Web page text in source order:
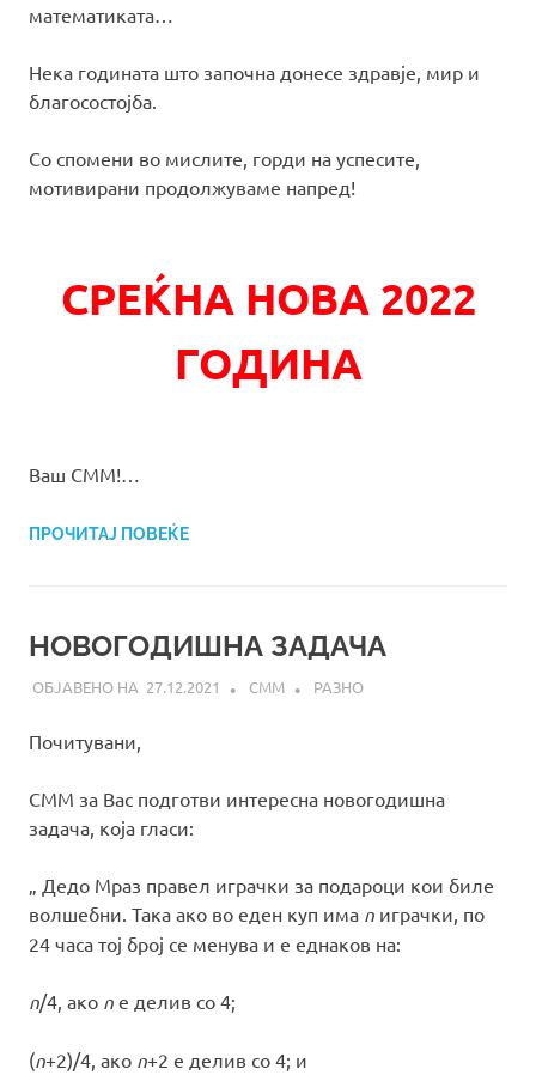
математиката…
Нека годината што започна донесе здравје, мир и
благосостојба.
Со спомени во мислите, горди на успесите,
мотивирани продолжуваме напред!
СРЕЌНА НОВА 2022
ГОДИНА
Ваш СММ!…
ПРОЧИТАЈ ПОВЕЌЕ
НОВОГОДИШНА ЗАДАЧА
27.12.2021 СММ РАЗНО
Почитувани,
СММ за Вас подготви интересна новогодишна
задача, која гласи:
„ Дедо Mраз правел играчки за подароци кои биле
волшебни. Така ако во еден куп има n играчки, по
24 часа тој број се менува и е еднаков на:
n/4, ако n е делив со 4;
(n+2)/4, ако n+2 е делив со 4; и